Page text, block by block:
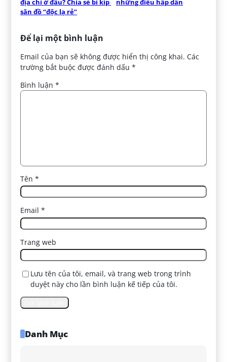
địa chỉ ở đâu? Chia sẻ bí kíp
săn đồ “độc lạ rẻ”
những điều hấp dẫn
Để lại một bình luận
Email của bạn sẽ không được hiển thị công khai. Các
trường bắt buộc được đánh dấu*
Bình luận*
Tên*
Email*
Trang web
Lưu tên của tôi, email, và trang web trong trình
duyệt này cho lần bình luận kế tiếp của tôi.
Danh Mục